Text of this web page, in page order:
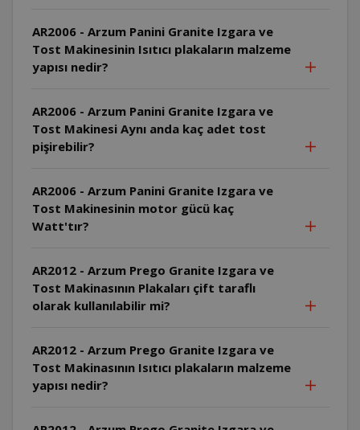
AR2006 - Arzum Panini Granite Izgara ve
Tost Makinesinin Isıtıcı plakaların malzeme
yapısı nedir?
AR2006 - Arzum Panini Granite Izgara ve
Tost Makinesi Aynı anda kaç adet tost
pişirebilir?
AR2006 - Arzum Panini Granite Izgara ve
Tost Makinesinin motor gücü kaç
Watt'tır?
AR2012 - Arzum Prego Granite Izgara ve
Tost Makinasının Plakaları çift taraflı
olarak kullanılabilir mi?
AR2012 - Arzum Prego Granite Izgara ve
Tost Makinasının Isıtıcı plakaların malzeme
yapısı nedir?